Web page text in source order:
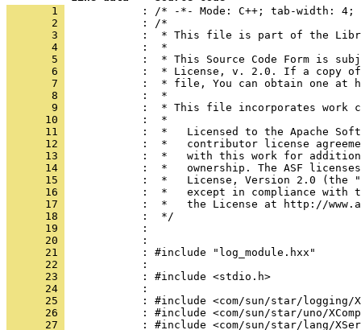
       1
: /* -*- Mode: C++; tab-width:
       2
       3
       4
       5
       6
       7
       8
       9
      10
      11
      12
      13
      14
      15
      16
      17
      18
      19
      20
      21
      22
      23
      24
      25
      26
      27